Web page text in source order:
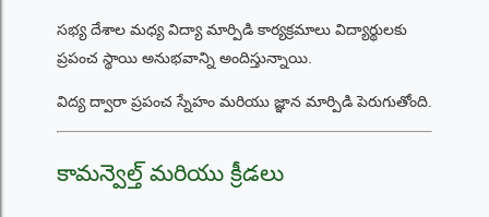
సభ్య దేశాల మధ్య విద్యా మార్పిడి కార్యక్రమాలు విద్యార్థులకు
ప్రపంచ స్థాయి అనుభవాన్ని అందిస్తున్నాయి.
విద్య ద్వారా ప్రపంచ స్నేహం మరియు జ్ఞాన మార్పిడి పెరుగుతోంది.
కామన్వెల్త్ మరియు క్రీడలు